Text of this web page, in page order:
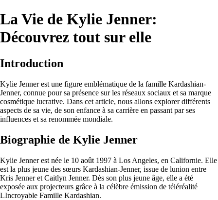
La Vie de Kylie Jenner:
Découvrez tout sur elle
Introduction
Kylie Jenner est une figure emblématique de la famille Kardashian-
Jenner, connue pour sa présence sur les réseaux sociaux et sa marque
cosmétique lucrative. Dans cet article, nous allons explorer différents
aspects de sa vie, de son enfance à sa carrière en passant par ses
influences et sa renommée mondiale.
Biographie de Kylie Jenner
Kylie Jenner est née le 10 août 1997 à Los Angeles, en Californie. Elle
est la plus jeune des sœurs Kardashian-Jenner, issue de lunion entre
Kris Jenner et Caitlyn Jenner. Dès son plus jeune âge, elle a été
exposée aux projecteurs grâce à la célèbre émission de téléréalité
LIncroyable Famille Kardashian.